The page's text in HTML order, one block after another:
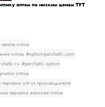
оптом по низким ценам ТУТ
мехом оптом
оптом #optom-perchatki.com
#perchatki optom
оптом
опт от производителя
перчатки женские оптом